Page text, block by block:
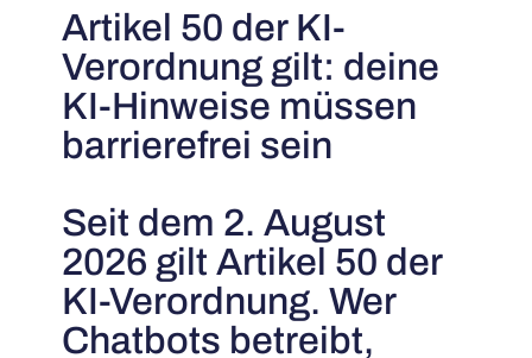
Artikel 50 der KI-
Verordnung gilt: deine
KI-Hinweise müssen
barrierefrei sein
Seit dem 2. August
2026 gilt Artikel 50 der
KI-Verordnung. Wer
Chatbots betreibt,